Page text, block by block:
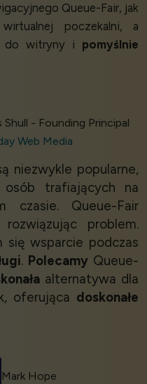
Queue-Fair, jak
poczekalni, a
do witryny i pomyślnie
Shull - Founding Principal
Web Media
niezwykle popularne,
trafiających na
czasie. Queue-Fair
problem.
się wsparcie podczas
. PolecamyQueue-
alternatywa dla
oferująca doskonałe
Mark Hope